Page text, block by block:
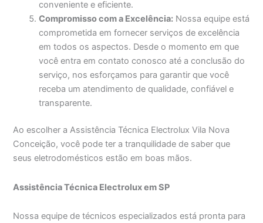
conveniente e eficiente.
Compromisso com a Excelência: Nossa equipe está
comprometida em fornecer serviços de excelência
em todos os aspectos. Desde o momento em que
você entra em contato conosco até a conclusão do
serviço, nos esforçamos para garantir que você
receba um atendimento de qualidade, confiável e
transparente.
Ao escolher a Assistência Técnica Electrolux Vila Nova
Conceição, você pode ter a tranquilidade de saber que
seus eletrodomésticos estão em boas mãos.
Assistência Técnica Electrolux em SP
Nossa equipe de técnicos especializados está pronta para